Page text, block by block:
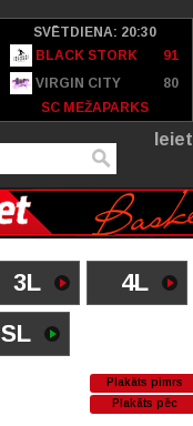
SVĒTDIENA: 20:30
BLACK STORK
91
VIRGIN CITY
80
SC MEŽAPARKS
Ieiet
3L 4L
SL
Plakāts pimrs
Plakāts pēc